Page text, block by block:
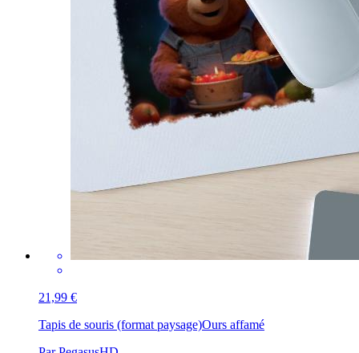
21,99 €
Tapis de souris (format paysage)Ours affamé